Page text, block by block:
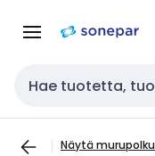
navigointiinsisältöön
Haku
Näytä murupolku